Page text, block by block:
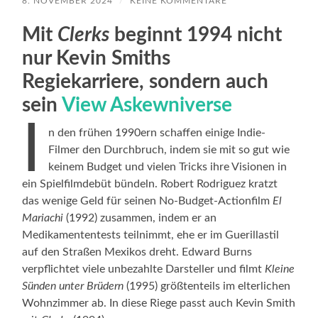
Mit Clerks beginnt 1994 nicht
nur Kevin Smiths
Regiekarriere, sondern auch
seinView Askewniverse
n den frühen 1990ern schaffen einige Indie-
Filmer den Durchbruch, indem sie mit so gut wie
keinem Budget und vielen Tricks ihre Visionen in
ein Spielfilmdebüt bündeln. Robert Rodriguez kratzt
das wenige Geld für seinen No-Budget-ActionfilmEl
Mariachi (1992) zusammen, indem er an
Medikamententests teilnimmt, ehe er im Guerillastil
auf den Straßen Mexikos dreht. Edward Burns
verpflichtet viele unbezahlte Darsteller und filmtKleine
Sünden unter Brüdern (1995) größtenteils im elterlichen
Wohnzimmer ab. In diese Riege passt auch Kevin Smith